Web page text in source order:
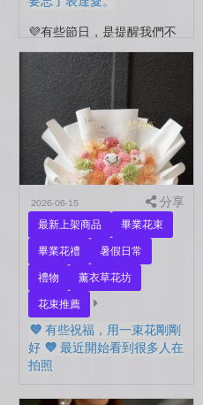
💜有些節日，是提醒我們不
要忘了表達愛。 平常的日
子，總是忙著工作、忙著生
活。 那些想說的謝謝、想
說的辛苦了、想說的我愛
你。 常常就這樣，留到了
下...
2026-06-15 分享
最新上架商品
畢業花束
畢業花禮
暑假日常
禮物
薰衣草花坊
花束推薦
💜 有些祝福，用一束花剛剛
好 💜 最近開始看到很多人在
拍照
💜 有些祝福，用一束花剛剛